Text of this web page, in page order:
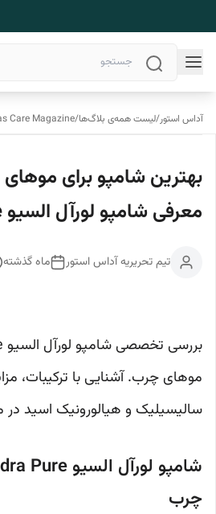
آداس استور/لیست همه‌ی بلاگ‌ها/
Care Magazine
بهترین شامپو برای
معرفی شامپو لورآل السیو Hydra Pure
تیم تحریریه آداس استور ماه گذشته
موهای چرب. آشنایی با ترکیبات،
سالیسیلیک و هیالورونیک اسید در
چرب